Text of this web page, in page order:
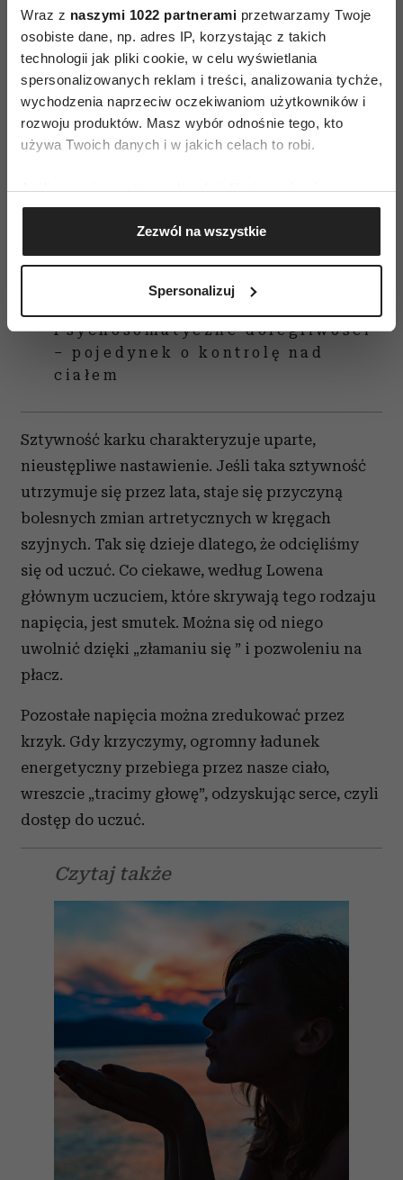
Wraz z naszymi 1022 partnerami przetwarzamy Twoje
osobiste dane, np. adres IP, korzystając z takich
technologii jak pliki cookie, w celu wyświetlania
spersonalizowanych reklam i treści, analizowania tychże,
wychodzenia naprzeciw oczekiwaniom użytkowników i
rozwoju produktów. Masz wybór odnośnie tego, kto
używa Twoich danych i w jakich celach to robi.
Jeśli wyrazisz na to zgodę, chcielibyśmy również:
Gromadzić dane dotyczące Twojej lokalizacji
geograficznej z dokładnością nawet do kilku metrów
Identyfikować Twoje urządzenie, aktywnie
(fingerprinting, czyli wirtualny odcisk palca)
dane są przetwarzane oraz ustaw własne preferencje w
sekcji szczegółów
Wykorzystujemy pliki cookie do spersonalizowania treści
i reklam, aby oferować funkcje społecznościowe i
analizować ruch w naszej witrynie. Informacje o tym, jak
korzystasz z naszej witryny, udostępniamy partnerom
społecznościowym, reklamowym i analitycznym.
Partnerzy mogą połączyć te informacje z innymi danymi
otrzymanymi od Ciebie lub uzyskanymi podczas
korzystania z ich usług.
Zezwól na wszystkie
Spersonalizuj
Psychosomatyczne dolegliwości
– pojedynek o kontrolę nad
ciałem
Sztywność karku charakteryzuje uparte,
nieustępliwe nastawienie. Jeśli taka sztywność
utrzymuje się przez lata, staje się przyczyną
bolesnych zmian artretycznych w kręgach
szyjnych. Tak się dzieje dlatego, że odcięliśmy
się od uczuć. Co ciekawe, według Lowena
głównym uczuciem, które skrywają tego rodzaju
napięcia, jest smutek. Można się od niego
uwolnić dzięki „złamaniu się ” i pozwoleniu na
płacz.
Pozostałe napięcia można zredukować przez
krzyk. Gdy krzyczymy, ogromny ładunek
energetyczny przebiega przez nasze ciało,
wreszcie „tracimy głowę”, odzyskując serce, czyli
dostęp do uczuć.
Czytaj także